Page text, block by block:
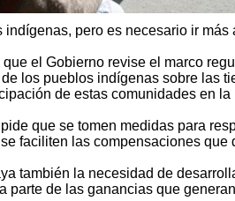
indígenas, pero es necesario ir más
el Gobierno revise el marco
los pueblos indígenas sobre las
de estas comunidades en
que se tomen medidas para
faciliten las compensaciones
también la necesidad de
parte de las ganancias que